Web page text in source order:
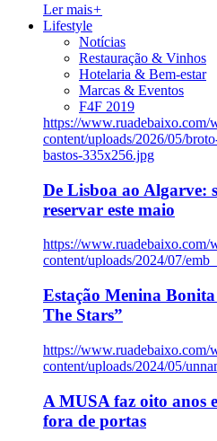
Ler mais+
Lifestyle
Notícias
Restauração & Vinhos
Hotelaria & Bem-estar
Marcas & Eventos
F4F 2019
https://www.ruadebaixo.com/
content/uploads/2026/05/
bastos-335x256.jpg
De Lisboa ao Algarve:
reservar este maio
https://www.ruadebaixo.com/
content/uploads/2024/07/
Estação Menina
The Stars”
https://www.ruadebaixo.com/
content/uploads/2024/05/
A MUSA faz oito anos
fora de portas